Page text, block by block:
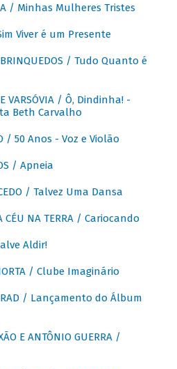
/ Minhas Mulheres Tristes
Viver é um Presente
BRINQUEDOS / Tudo Quanto é
VARSÓVIA / Ô, Dindinha! -
Beth Carvalho
/ 50 Anos - Voz e Violão
/ Apneia
/ Talvez Uma Dansa
CÉU NA TERRA / Cariocando
Aldir!
/ Clube Imaginário
/ Lançamento do Álbum
E ANTÔNIO GUERRA /